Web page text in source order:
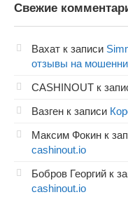
Свежие
Вахат к записи
отзывы на
CASHINOUT к
Вазген к записи
Максим Фокин к
cashinout.io
Бобров Георгий к
cashinout.io